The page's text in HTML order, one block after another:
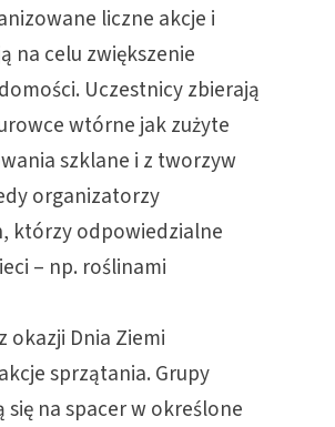
liczne akcje i
na celu zwiększenie
Uczestnicy zbierają
wtórne jak zużyte
szklane i z tworzyw
organizatorzy
którzy odpowiedzialne
– np. roślinami
okazji Dnia Ziemi
sprzątania. Grupy
na spacer w określone